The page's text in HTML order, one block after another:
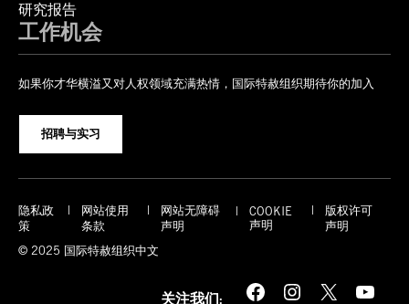
研究报告
工作机会
如果你才华横溢又对人权领域充满热情，国际特赦组织期待你的加入
招聘与实习
隐私政
策
网站使用
条款
网站无障碍
声明
COOKIE
声明
版权许可
声明
© 2025 国际特赦组织中文
关注我们: Facebook Instagram X YouTube